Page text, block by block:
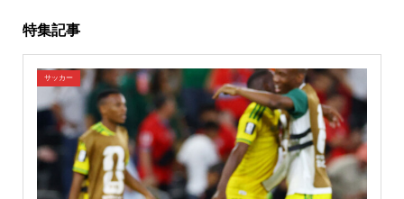
特集記事
サッカー